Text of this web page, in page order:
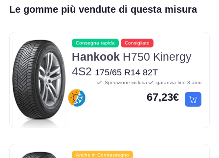
Le gomme più vendute di questa misura
Consegna rapida Consigliato
Hankook H750 Kinergy
4S2 175/65 R14 82T
Spedizione inclusa garanzia fino 3 anni
67,23€
Anche in Contrassegno